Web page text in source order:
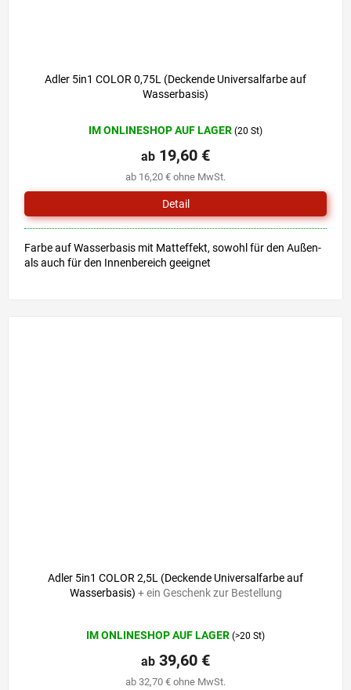
Adler 5in1 COLOR 0,75L (Deckende Universalfarbe auf
Wasserbasis)
IM ONLINESHOP AUF LAGER (20 St)
ab 16,20 € ohne MwSt.
ab 19,60 €
Detail
Farbe auf Wasserbasis mit Matteffekt, sowohl für den Außen-
als auch für den Innenbereich geeignet
Adler 5in1 COLOR 2,5L (Deckende Universalfarbe auf
Wasserbasis) + ein Geschenk zur Bestellung
durchschnittliche
Produktbewertung
ist
5,0
IM ONLINESHOP AUF LAGER (>20 St)
ab 32,70 € ohne MwSt.
ab 39,60 €